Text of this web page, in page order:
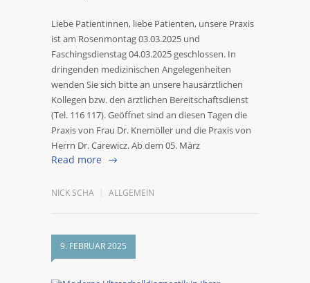
Liebe Patientinnen, liebe Patienten, unsere Praxis
ist am Rosenmontag 03.03.2025 und
Faschingsdienstag 04.03.2025 geschlossen. In
dringenden medizinischen Angelegenheiten
wenden Sie sich bitte an unsere hausärztlichen
Kollegen bzw. den ärztlichen Bereitschaftsdienst
(Tel. 116 117). Geöffnet sind an diesen Tagen die
Praxis von Frau Dr. Knemöller und die Praxis von
Herrn Dr. Carewicz. Ab dem 05. März
Read more
NICK SCHA ALLGEMEIN
9. FEBRUAR 2025